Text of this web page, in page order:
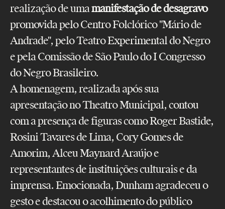
realização de umamanifestação de desagravo
promovida pelo Centro Folclórico "Mário de
Andrade", pelo Teatro Experimental do Negro
e pela Comissão de São Paulo do I Congresso
do Negro Brasileiro.
A homenagem, realizada após sua
apresentação no Theatro Municipal, contou
com a presença de figuras como Roger Bastide,
Rosini Tavares de Lima, Cory Gomes de
Amorim, Alceu Maynard Araújo e
representantes de instituições culturais e da
imprensa. Emocionada, Dunham agradeceu o
gesto e destacou o acolhimento do público